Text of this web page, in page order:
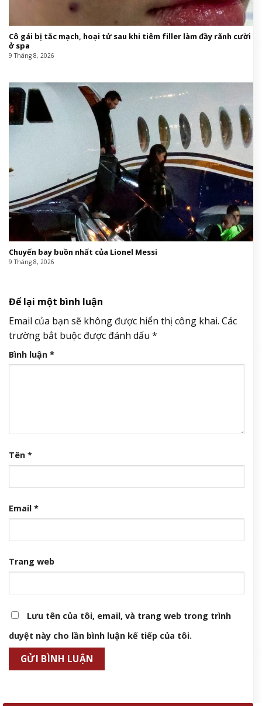
Cô gái bị tắc mạch, hoại tử sau khi tiêm filler làm đầy rãnh cười
ở spa
9 Tháng 8, 2026
Chuyến bay buồn nhất của Lionel Messi
9 Tháng 8, 2026
Để lại một bình luận
Email của bạn sẽ không được hiển thị công khai. Các
trường bắt buộc được đánh dấu *
Bình luận *
Tên *
Email *
Trang web
Lưu tên của tôi, email, và trang web trong trình
duyệt này cho lần bình luận kế tiếp của tôi.